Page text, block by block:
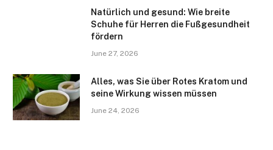
Natürlich und gesund: Wie breite
Schuhe für Herren die Fußgesundheit
fördern
June 27, 2026
Alles, was Sie über Rotes Kratom und
seine Wirkung wissen müssen
June 24, 2026